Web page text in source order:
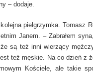
– dodaje.
pielgrzymka. Tomasz
Janem. – Zabrałem
są też inni wierzący
też męskie. Na co dzień z
Kościele, ale takie